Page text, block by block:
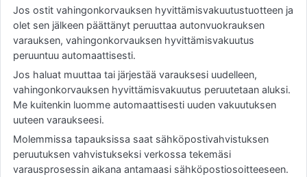
Jos ostit vahingonkorvauksen hyvittämisvakuutustuotteen ja
olet sen jälkeen päättänyt peruuttaa autonvuokrauksen
varauksen, vahingonkorvauksen hyvittämisvakuutus
peruuntuu automaattisesti.
Jos haluat muuttaa tai järjestää varauksesi uudelleen,
vahingonkorvauksen hyvittämisvakuutus peruutetaan aluksi.
Me kuitenkin luomme automaattisesti uuden vakuutuksen
uuteen varaukseesi.
Molemmissa tapauksissa saat sähköpostivahvistuksen
peruutuksen vahvistukseksi verkossa tekemäsi
varausprosessin aikana antamaasi sähköpostiosoitteeseen.